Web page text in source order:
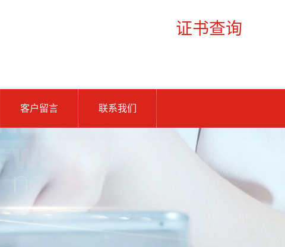
证书查询
客户留言 联系我们